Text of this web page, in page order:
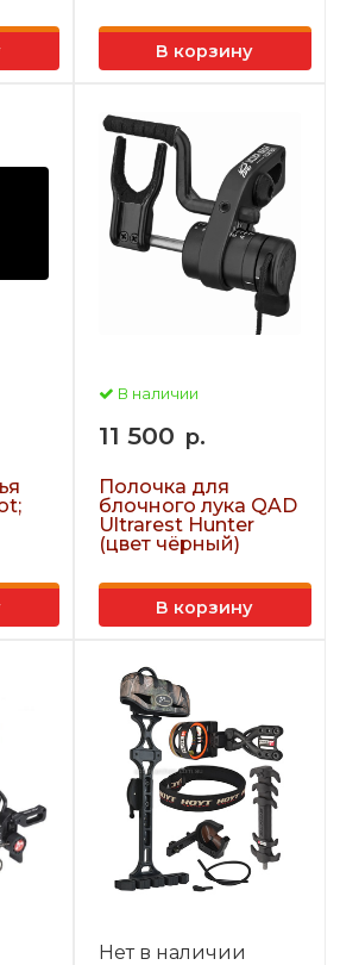
В корзину
В наличии
11 500 р.
Полочка для
блочного лука QAD
Ultrarest Hunter
(цвет чёрный)
В корзину
Нет в наличии